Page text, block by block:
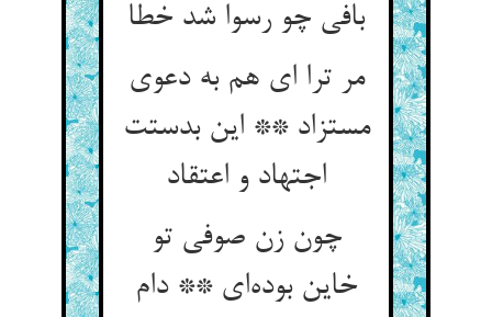
بافی چو رسوا شد خطا
مر ترا ای هم به دعوی
مستزاد ** این بدستت
اجتهاد و اعتقاد
چون زن صوفی تو
خاین بوده‌ای ** دام